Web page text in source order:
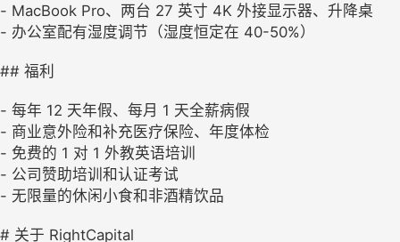
- MacBook Pro、两台 27 英寸 4K 外接显示器、升降桌
- 办公室配有湿度调节（湿度恒定在 40-50%）
## 福利
- 每年 12 天年假、每月 1 天全薪病假
- 商业意外险和补充医疗保险、年度体检
- 免费的 1 对 1 外教英语培训
- 公司赞助培训和认证考试
- 无限量的休闲小食和非酒精饮品
# 关于 RightCapital